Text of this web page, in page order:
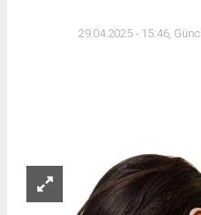
29.04.2025 - 15:46,